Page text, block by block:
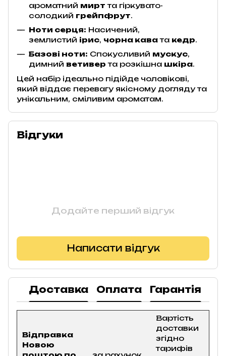
ароматний мирт та гіркувато-
солодкий грейпфрут.
Ноти серця: Насичений,
землистий ірис, чорна кавата кедр.
Базові ноти: Спокусливий мускус,
димний ветивер та розкішна шкіра.
Цей набір ідеально підійде чоловікові,
який віддає перевагу якісному догляду та
унікальним, сміливим ароматам.
Відгуки
Додайте перший відгук
Написати відгук
Доставка Оплата Гарантія
Відправка
Новою
Вартість
доставки
згідно
тарифів